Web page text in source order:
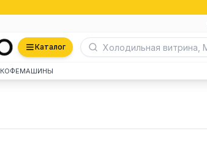
Каталог
КОФЕМАШИНЫ